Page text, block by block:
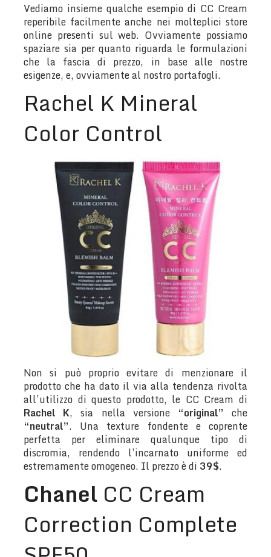
Vediamo insieme qualche esempio di CC Cream
reperibile facilmente anche nei molteplici store
online presenti sul web. Ovviamente possiamo
spaziare sia per quanto riguarda le formulazioni
che la fascia di prezzo, in base alle nostre
esigenze, e, ovviamente al nostro portafogli.
Rachel K Mineral
Color Control
Non si può proprio evitare di menzionare il
prodotto che ha dato il via alla tendenza rivolta
all’utilizzo di questo prodotto, le CC Cream di
Rachel K, sia nella versione “original” che
“neutral”. Una texture fondente e coprente
perfetta per eliminare qualunque tipo di
discromia, rendendo l’incarnato uniforme ed
estremamente omogeneo. Il prezzo è di 39$.
ChanelCC Cream
Correction Complete